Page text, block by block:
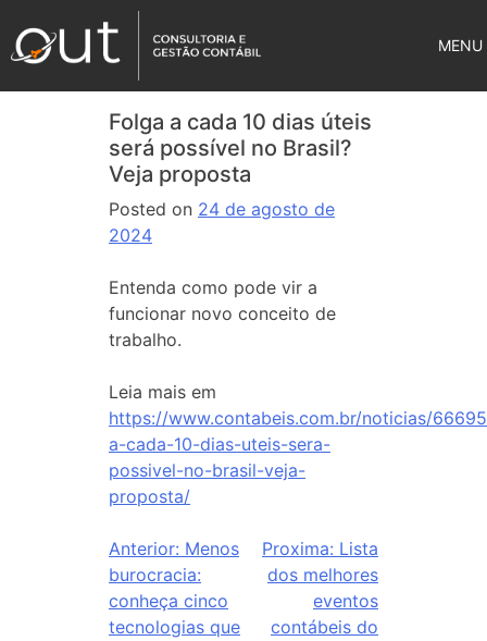
MENU
Folga a cada 10 dias úteis
será possível no Brasil?
Veja proposta
Posted on 24 de agosto de
2024
Entenda como pode vir a
funcionar novo conceito de
trabalho.
Leia mais em
https://www.contabeis.com.br/noticias/
a-cada-10-dias-uteis-sera-
possivel-no-brasil-veja-
proposta/
Anterior: Menos
burocracia:
conheça cinco
tecnologias que
Proxima: Lista
dos melhores
eventos
contábeis do